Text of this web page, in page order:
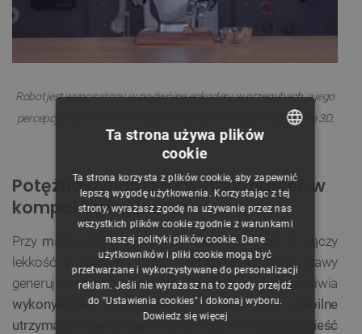
Robot jest wyposażony w podwójne enkodery w przegubach, a jego
percepcja opiera się na zintegrowanej kamerze głębi oraz lidarze 3D.
Potężna dynamika i wytrzymałość w
kompaktowej formie
Przy masie około 35 kg i wysokości 132 cm
G1 łączy
lekkość z ogromną mocą mechaniczną. Jego stawy
generują moment obrotowy do 90 N*m, co umożliwia
wykonywanie dynamicznych ruchów oraz stabilne
utrzymanie równowagi. Ramię robota
może podnieść
CZECH
ENGLISH
GERMAN
Ta strona używa plików
cookie
Ta strona korzysta z plików cookie, aby zapewnić
lepszą wygodę użytkowania. Korzystając z tej
strony, wyrażasz zgodę na używanie przez nas
wszystkich plików cookie zgodnie z warunkami
naszej polityki plików cookie. Dane
użytkowników i pliki cookie mogą być
przetwarzane i wykorzystywane do personalizacji
reklam. Jeśli nie wyrażasz na to zgody przejdź
do "Ustawienia cookies" i dokonaj wyboru.
Dowiedz się więcej